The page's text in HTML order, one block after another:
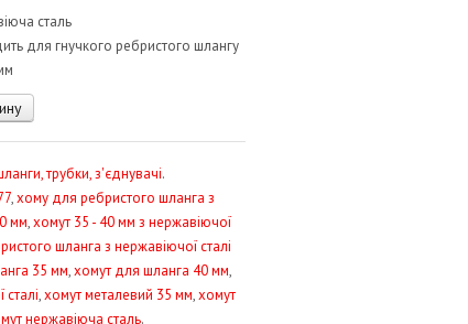
сталь
для гнучкого ребристого шлангу
трубки, з'єднувачі.
,хому для ребристого шланга з
мм,хомут 35 - 40 мм з нержавіючої
шланга з нержавіючої сталі
35 мм,хомут для шланга 40 мм,
,хомут металевий 35 мм,хомут
нержавіюча сталь.